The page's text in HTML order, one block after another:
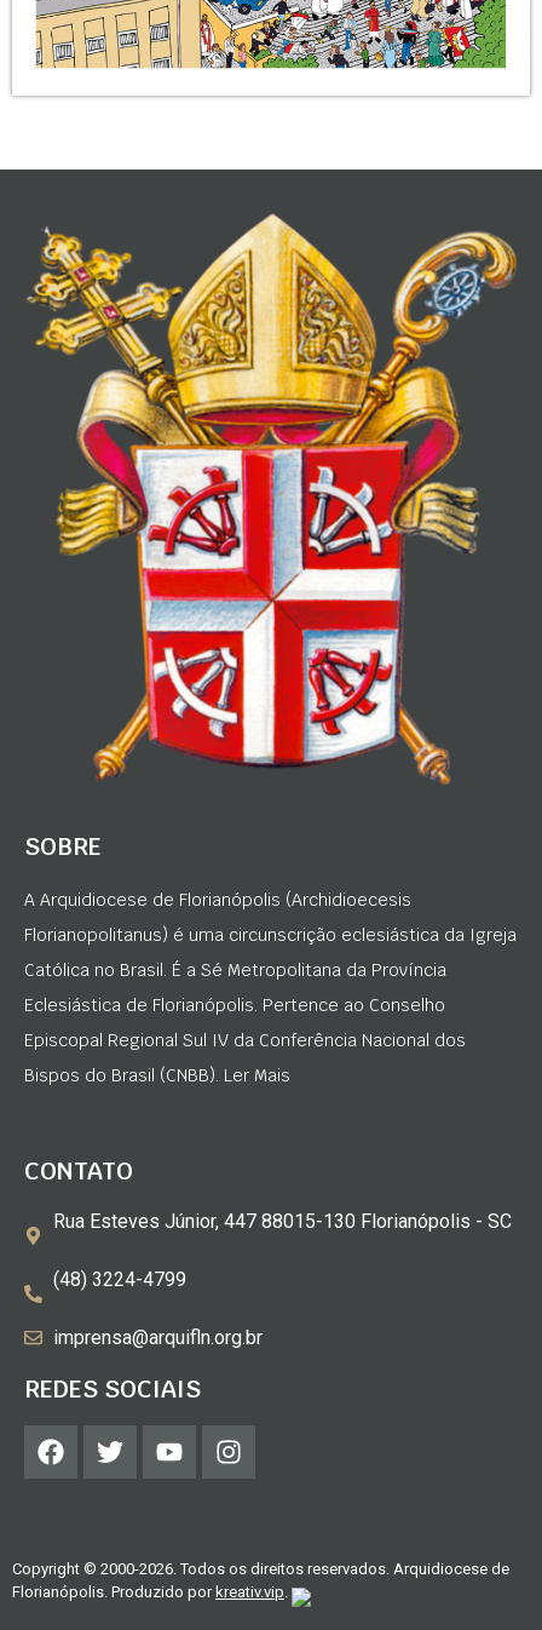
SOBRE
A Arquidiocese de Florianópolis (Archidioecesis
Florianopolitanus) é uma circunscrição eclesiástica da Igreja
Católica no Brasil. É a Sé Metropolitana da Província
Eclesiástica de Florianópolis. Pertence ao Conselho
Episcopal Regional Sul IV da Conferência Nacional dos
Bispos do Brasil (CNBB). Ler Mais
CONTATO
Rua Esteves Júnior, 447 88015-130 Florianópolis - SC
(48) 3224-4799
imprensa@arquifln.org.br
REDES SOCIAIS
Copyright © 2000-2026. Todos os direitos reservados. Arquidiocese de
Florianópolis. Produzido por kreativ.vip